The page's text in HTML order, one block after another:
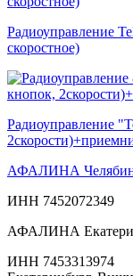
Радиоуправление
скоростное)
Радиоуправление
АФАЛИНА
ИНН 7452072349
АФАЛИНА
ИНН 7453313974